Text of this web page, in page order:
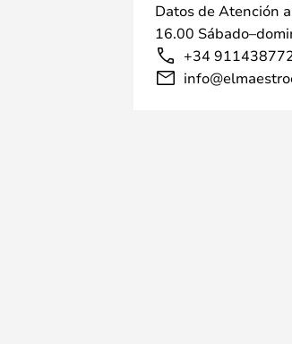
Datos de Atención
16.00
+34